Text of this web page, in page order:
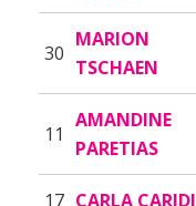
30
MARION
TSCHAEN
11
AMANDINE
PARETIAS
17 CARLA CARIDI